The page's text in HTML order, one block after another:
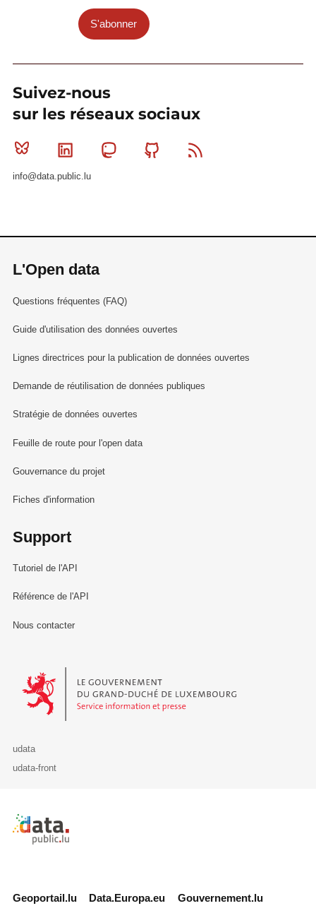
S'abonner
Suivez-nous
sur les réseaux sociaux
Bluesky Linkedin MastodonGithub
info@data.public.lu
L'Open data
Questions fréquentes (FAQ)
Guide d'utilisation des données ouvertes
Lignes directrices pour la publication de données ouvertes
Demande de réutilisation de données publiques
Stratégie de données ouvertes
Feuille de route pour l'open data
Gouvernance du projet
Fiches d'information
Support
Tutoriel de l'API
Référence de l'API
Nous contacter
Le Gouvernement du Grand-Duché de Luxembourg - Service
udata
udata-front
Retour à l'accueil de data.public.lu
Geoportail.lu Data.Europa.eu Gouvernement.lu